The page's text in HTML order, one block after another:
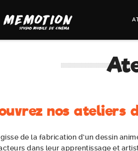
nos ateliers
de la fabrication d’un dessin
dans leur apprentissage et